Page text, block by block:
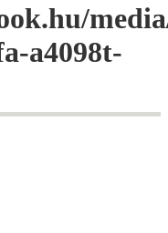
a4098t-